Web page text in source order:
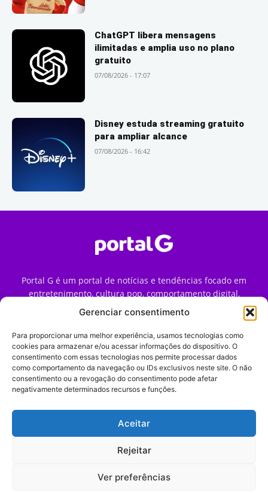
Gerenciar consentimento
Para proporcionar uma melhor experiência, usamos tecnologias como
cookies para armazenar e/ou acessar informações do dispositivo. O
consentimento com essas tecnologias nos permite processar dados
como comportamento da navegação ou IDs exclusivos neste site. O não
consentimento ou a revogação do consentimento pode afetar
negativamente determinados recursos e funções.
Aceitar
Rejeitar
Ver preferências
ChatGPT libera mensagens
ilimitadas e amplia uso no plano
gratuito
07/08/2026 - 17:07
Disney estuda streaming gratuito
para ampliar alcance
07/08/2026 - 16:42
Portal G é um portal de notícias e tendências focado em
entretenimento, cultura pop, comportamento digital,
streaming, games e iniciativas de marca que impactam a
forma como o público vive e consome internet no Brasil.
Contato:contato@portalg.com.br
Início Sobre
Termos de Uso
Política de Privacidade
Contato